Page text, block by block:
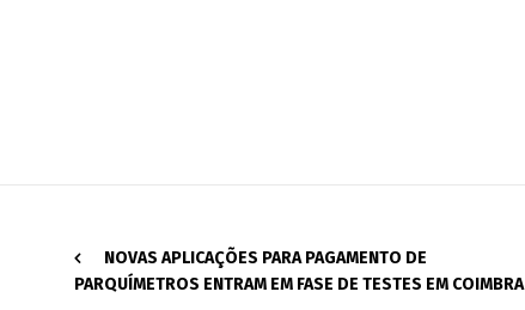
NOVAS APLICAÇÕES PARA PAGAMENTO DE
PARQUÍMETROS ENTRAM EM FASE DE TESTES EM COIMBRA